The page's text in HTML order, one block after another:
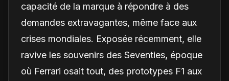
capacité de la marque à répondre à des
demandes extravagantes, même face aux
crises mondiales. Exposée récemment, elle
ravive les souvenirs des Seventies, époque
où Ferrari osait tout, des prototypes F1 aux